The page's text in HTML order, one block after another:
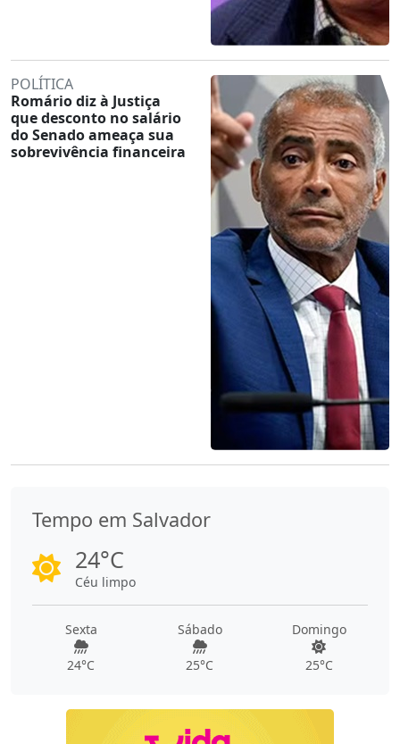
POLÍTICA
Romário diz à Justiça
que desconto no salário
do Senado ameaça sua
sobrevivência financeira
Tempo em Salvador
24°C
Céu limpo
Sexta
24°C
Sábado
25°C
Domingo
25°C